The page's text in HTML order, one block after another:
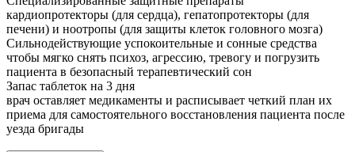
кардиопротекторы (для сердца), гепатопротекторы (для
печени) и ноотропы (для защиты клеток головного мозга)
Сильнодействующие успокоительные и сонные средства
чтобы мягко снять психоз, агрессию, тревогу и погрузить
пациента в безопасный терапевтический сон
Запас таблеток на 3 дня
врач оставляет медикаменты и расписывает четкий план их
приема для самостоятельного восстановления пациента после
уезда бригады